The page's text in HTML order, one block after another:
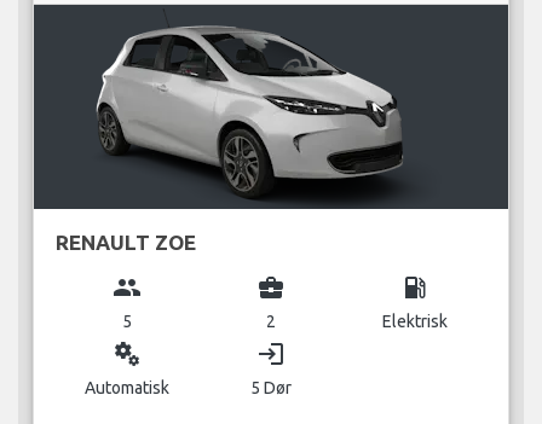
RENAULT ZOE
group
5
business_center
2
local_gas_station
Elektrisk
miscellaneous_services
Automatisk
login
5 Dør